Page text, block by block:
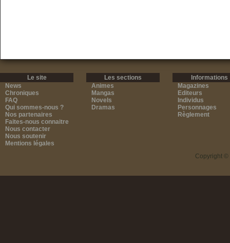
Le site
News
Chroniques
FAQ
Qui sommes-nous ?
Nos partenaires
Faites-nous connaitre
Nous contacter
Nous soutenir
Mentions légales
Les sections
Animes
Mangas
Novels
Dramas
Informations
Magazines
Editeurs
Individus
Personnages
Règlement
Copyright ©